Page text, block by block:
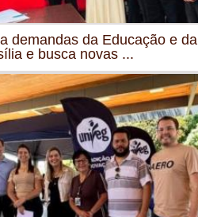
demandas da Educação e da
e busca novas ...